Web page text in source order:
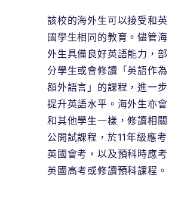
該校的海外生可以接受和英
國學生相同的教育。儘管海
外生具備良好英語能力，部
分學生或會修讀「英語作為
額外語言」的課程，進一步
提升英語水平。海外生亦會
和其他學生一樣，修讀相關
公開試課程，於11年級應考
英國會考，以及預科時應考
英國高考或修讀預科課程。